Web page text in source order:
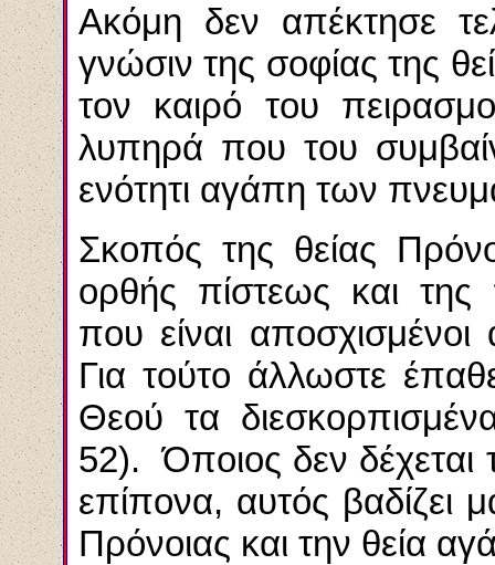
Ακόμη δεν απέκτησε
γνώσιν της σοφίας της
τον καιρό του
λυπηρά που του
ενότητι αγάπη των
Σκοπός της θείας
ορθής πίστεως και της
που είναι
Για τούτο άλλωστε
Θεού τα
52). Όποιος δεν δέχεται
επίπονα, αυτός βαδίζει
Πρόνοιας και την θεία